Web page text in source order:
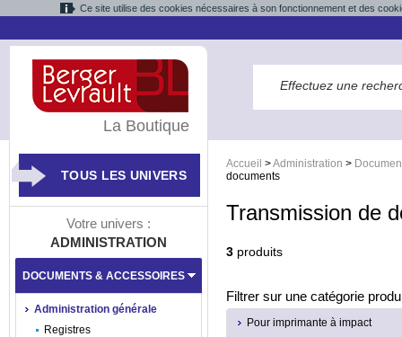
Ce site utilise des cookies nécessaires à son fonctionnement et des
Accueil >Administration >
documents
Transmission de
3 produits
Filtrer sur une catégorie
Pour imprimante à impact
La Boutique
TOUS LES UNIVERS
Votre univers :
ADMINISTRATION
DOCUMENTS & ACCESSOIRES
Administration générale
Registres